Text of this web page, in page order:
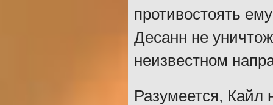
противостоять
Десанн не
неизвестном
Разумеется, Кайл